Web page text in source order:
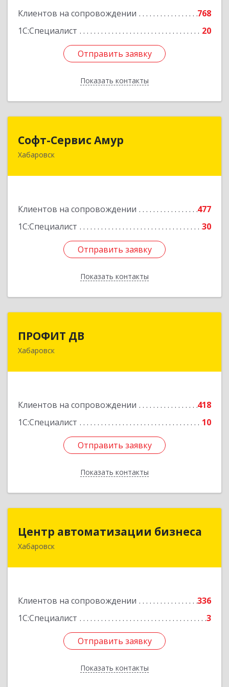
Клиентов на сопровождении
768
1С:Специалист
20
Отправить заявку
Показать контакты
Отправить заявку
Назад
Софт-Сервис Амур
Хабаровск
Клиентов на сопровождении
477
1С:Специалист
30
Отправить заявку
Показать контакты
680000, Хабаровский край, Хабаровск г,
Отправить заявку
Назад
ПРОФИТ ДВ
Хабаровск
Клиентов на сопровождении
418
1С:Специалист
10
Отправить заявку
Показать контакты
680000, Хабаровский край, Хабаровск г,
Отправить заявку
Назад
Центр автоматизации бизнеса
Хабаровск
Клиентов на сопровождении
336
1С:Специалист
3
Отправить заявку
Показать контакты
Центр автоматизации бизнеса
680030, Хабаровский край, Хабаровск г, Ленина
Отправить заявку
Назад